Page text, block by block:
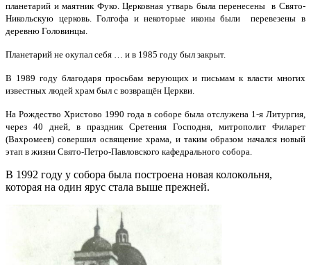
планетарий и маятник Фуко. Церковная утварь была перенесены в Свято-
Никольскую церковь. Голгофа и некоторые иконы были перевезены в
деревню Головинцы.
Планетарий не окупал себя … и в 1985 году был закрыт.
В 1989 году благодаря просьбам верующих и письмам к власти многих
известных людей храм был с возвращён Церкви.
На Рождество Христово 1990 года в соборе была отслужена 1-я Литургия,
через 40 дней, в праздник Сретения Господня, митрополит Филарет
(Вахромеев) совершил освящение храма, и таким образом начался новый
этап в жизни Свято-Петро-Павловского кафедрального собора.
В 1992 году у собора была построена новая колокольня,
которая на один ярус стала выше прежней.